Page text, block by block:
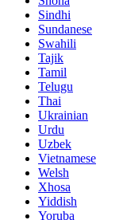
Sindhi
Sundanese
Swahili
Tajik
Tamil
Telugu
Thai
Ukrainian
Urdu
Uzbek
Vietnamese
Welsh
Xhosa
Yiddish
Yoruba